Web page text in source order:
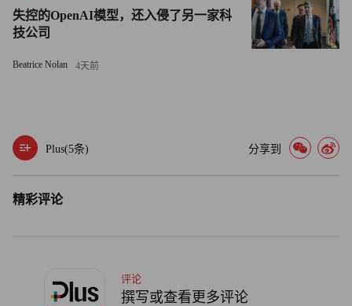
品模型，推动权益在合适时机触达目标客群。例如，向老年
客群推荐“米面粮油”类实用权益，为女性客户定向推送美妆
护肤商品，为年轻用户配置视听会员、餐饮券等虚拟权益，
显著提升转化率。
策略转化为“一步一图”式标准操作指南，大幅降低一线人员
的学习成本。同时，通过智能调度与语义分析，优化售后流
本中心转向价值创造环节。
全线贯通的数字化质变。
失控的OpenAI模型，还入侵了另一家科
技公司
Beatrice Nolan 4天前
Plus(5条) 分享到
精彩评论
评论
撰写或查看更多评论